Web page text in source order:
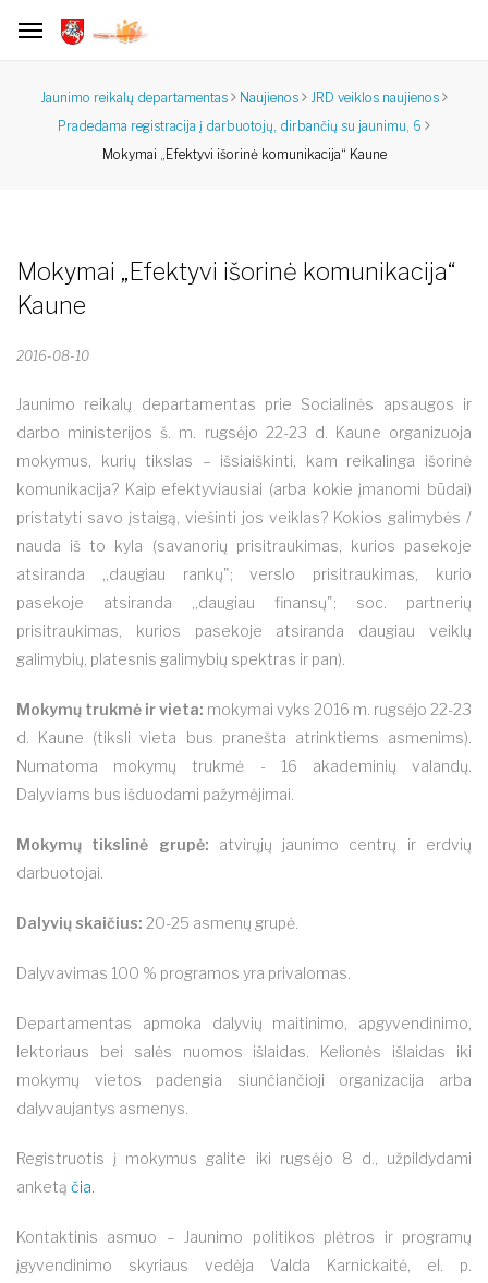
Jaunimo reikalų departamentas Naujienos
JRD veiklos naujienos
Pradedama registracija į darbuotojų, dirbančių su jaunimu, 6
Mokymai „Efektyvi išorinė komunikacija“ Kaune
Mokymai „Efektyvi išorinė komunikacija“
Kaune
2016-08-10
Jaunimo reikalų departamentas prie Socialinės apsaugos ir
darbo ministerijos š. m. rugsėjo 22-23 d. Kaune organizuoja
mokymus, kurių tikslas – išsiaiškinti, kam reikalinga išorinė
komunikacija? Kaip efektyviausiai (arba kokie įmanomi būdai)
pristatyti savo įstaigą, viešinti jos veiklas? Kokios galimybės /
nauda iš to kyla (savanorių prisitraukimas, kurios pasekoje
atsiranda „daugiau rankų"; verslo prisitraukimas, kurio
pasekoje atsiranda „daugiau finansų"; soc. partnerių
prisitraukimas, kurios pasekoje atsiranda daugiau veiklų
galimybių, platesnis galimybių spektras ir pan).
Mokymų trukmė ir vieta: mokymai vyks 2016 m. rugsėjo 22-23
d. Kaune (tiksli vieta bus pranešta atrinktiems asmenims).
Numatoma mokymų trukmė - 16 akademinių valandų.
Dalyviams bus išduodami pažymėjimai.
Mokymų tikslinė grupė: atvirųjų jaunimo centrų ir erdvių
darbuotojai.
Dalyvių skaičius: 20-25 asmenų grupė.
Dalyvavimas 100 % programos yra privalomas.
Departamentas apmoka dalyvių maitinimo, apgyvendinimo,
lektoriaus bei salės nuomos išlaidas. Kelionės išlaidas iki
mokymų vietos padengia siunčiančioji organizacija arba
dalyvaujantys asmenys.
Registruotis į mokymus galite iki rugsėjo 8 d., užpildydami
anketą čia.
Kontaktinis asmuo – Jaunimo politikos plėtros ir programų
įgyvendinimo skyriaus vedėja Valda Karnickaitė, el. p.